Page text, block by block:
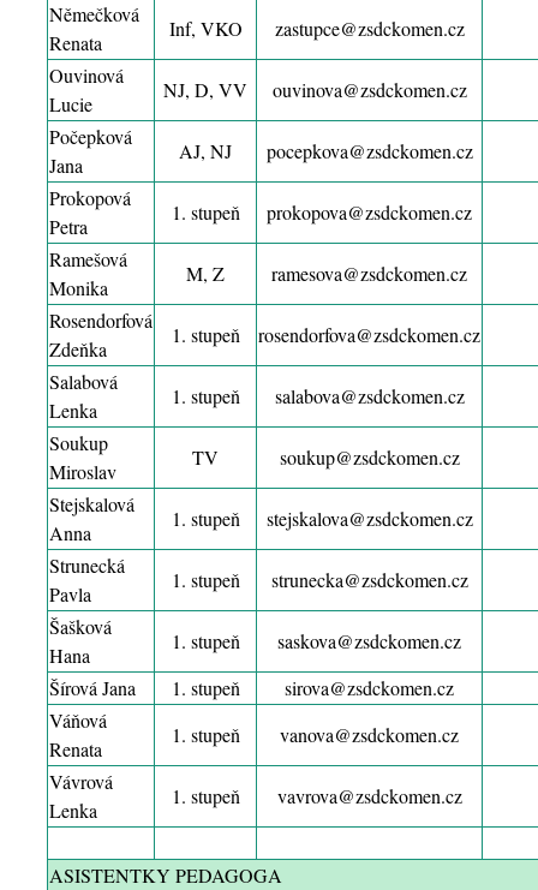
Němečková
Renata
Inf, VKO
zastupce@zsdckomen.cz
Ouvinová
Lucie
NJ, D, VV
ouvinova@zsdckomen.cz
Počepková
Jana
AJ, NJ
pocepkova@zsdckomen.cz
Prokopová
Petra
1. stupeň
prokopova@zsdckomen.cz
Ramešová
Monika
M, Z
ramesova@zsdckomen.cz
Rosendorfová
Zdeňka
1. stupeň
rosendorfova@zsdckomen.cz
Salabová
Lenka
1. stupeň
salabova@zsdckomen.cz
Soukup
Miroslav
TV
soukup@zsdckomen.cz
Stejskalová
Anna
1. stupeň
stejskalova@zsdckomen.cz
Strunecká
Pavla
1. stupeň
strunecka@zsdckomen.cz
Šašková
Hana
1. stupeň
saskova@zsdckomen.cz
Šírová Jana
1. stupeň
sirova@zsdckomen.cz
Váňová
Renata
1. stupeň
vanova@zsdckomen.cz
Vávrová
Lenka
1. stupeň vavrova@zsdckomen.cz
ASISTENTKY PEDAGOGA